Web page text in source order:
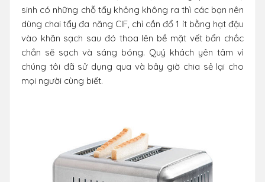
sinh có những chỗ tẩy không không ra thì các bạn nên
dùng chai tẩy đa năng CIF, chỉ cần đổ 1 ít bằng hạt đậu
vào khăn sạch sau đó thoa lên bề mặt vết bẩn chắc
chắn sẽ sạch và sáng bóng. Quý khách yên tâm vì
chúng tôi đã sử dụng qua và bây giờ chia sẻ lại cho
mọi người cùng biết.